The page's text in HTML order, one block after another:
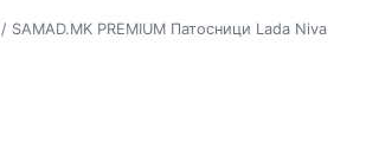
/ SAMAD.MK PREMIUM Патосници Lada Niva